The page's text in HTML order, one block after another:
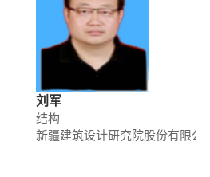
刘军
结构
新疆建筑设计研究院股份有限公司